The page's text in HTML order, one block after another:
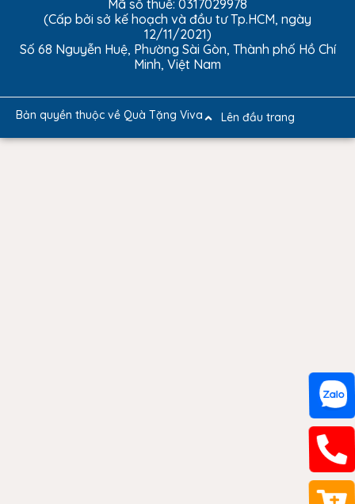
Mã số thuế: 0317029978
(Cấp bởi sở kế hoạch và đầu tư Tp.HCM, ngày
12/11/2021)
Số 68 Nguyễn Huệ, Phường Sài Gòn, Thành phố Hồ Chí
Minh, Việt Nam
Bản quyền thuộc về Quà Tặng Viva Lên đầu trang